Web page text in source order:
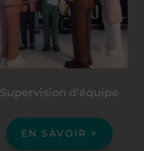
Supervision d’équipe
EN SAVOIR +